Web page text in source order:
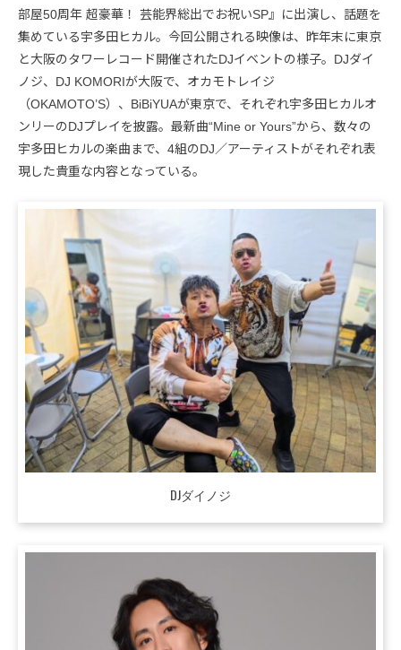
部屋50周年 超豪華！ 芸能界総出でお祝いSP』に出演し、話題を
集めている宇多田ヒカル。今回公開される映像は、昨年末に東京
と大阪のタワーレコード開催されたDJイベントの様子。DJダイ
ノジ、DJ KOMORIが大阪で、オカモトレイジ
（OKAMOTO’S）、BiBiYUAが東京で、それぞれ宇多田ヒカルオ
ンリーのDJプレイを披露。最新曲“Mine or Yours”から、数々の
宇多田ヒカルの楽曲まで、4組のDJ／アーティストがそれぞれ表
現した貴重な内容となっている。
DJダイノジ